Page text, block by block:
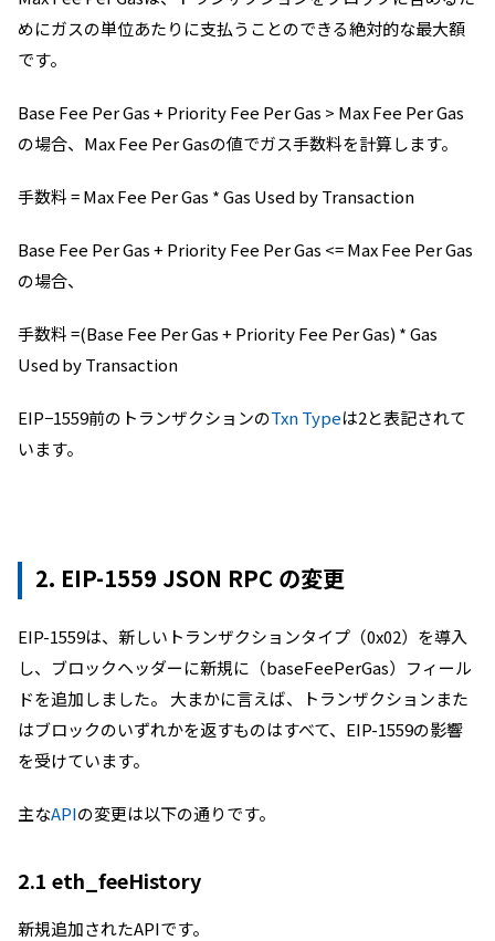
めにガスの単位あたりに支払うことのできる絶対的な最大額
です。
Base Fee Per Gas + Priority Fee Per Gas > Max Fee Per Gas
の場合、Max Fee Per Gasの値でガス手数料を計算します。
手数料 = Max Fee Per Gas * Gas Used by Transaction
Base Fee Per Gas + Priority Fee Per Gas <= Max Fee Per Gas
の場合、
手数料 =(Base Fee Per Gas + Priority Fee Per Gas) * Gas
Used by Transaction
EIP−1559前のトランザクションのTxn Typeは2と表記されて
います。
2. EIP-1559 JSON RPC の変更
EIP-1559は、新しいトランザクションタイプ（0x02）を導入
し、ブロックヘッダーに新規に（baseFeePerGas）フィール
ドを追加しました。 大まかに言えば、トランザクションまた
はブロックのいずれかを返すものはすべて、EIP-1559の影響
を受けています。
主なAPIの変更は以下の通りです。
2.1 eth_feeHistory
新規追加されたAPIです。